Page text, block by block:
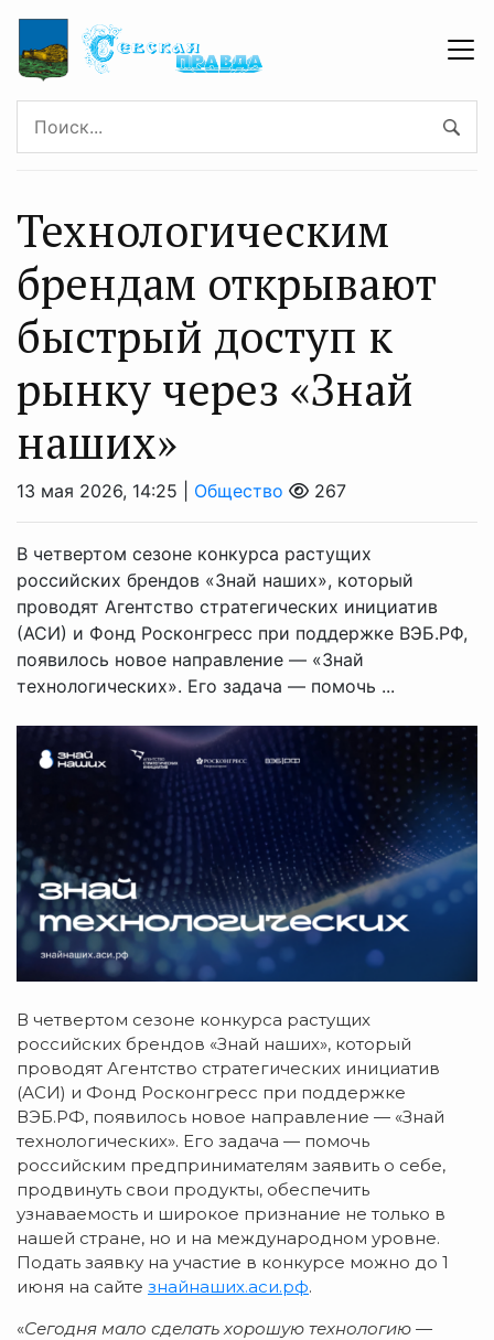
Технологическим
брендам открывают
быстрый доступ к
рынку через «Знай
наших»
13 мая 2026, 14:25 | Общество 267
В четвертом сезоне конкурса растущих
российских брендов «Знай наших», который
проводят Агентство стратегических инициатив
(АСИ) и Фонд Росконгресс при поддержке ВЭБ.РФ,
появилось новое направление — «Знай
технологических». Его задача — помочь ...
В четвертом сезоне конкурса растущих
российских брендов «Знай наших», который
проводят Агентство стратегических инициатив
(АСИ) и Фонд Росконгресс при поддержке
ВЭБ.РФ, появилось новое направление — «Знай
технологических». Его задача — помочь
российским предпринимателям заявить о себе,
продвинуть свои продукты, обеспечить
узнаваемость и широкое признание не только в
нашей стране, но и на международном уровне.
Подать заявку на участие в конкурсе можно до 1
июня на сайте знайнаших.аси.рф.
«Сегодня мало сделать хорошую технологию —